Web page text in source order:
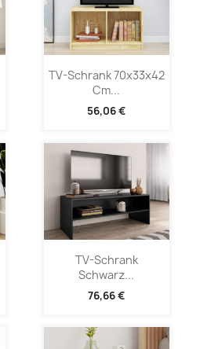
TV-Schrank 70x33x42
Cm...
56,06 €
TV-Schrank
Schwarz...
76,66 €